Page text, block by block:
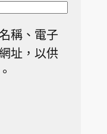
稱、電子
址，以供